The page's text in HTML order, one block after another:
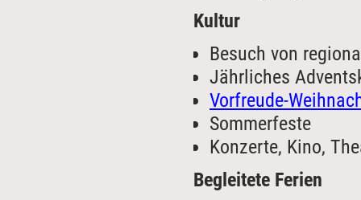
Kultur
Besuch von
Jährliches
Vorfreude-
Sommerfeste
Konzerte, Kino,
Begleitete Ferien